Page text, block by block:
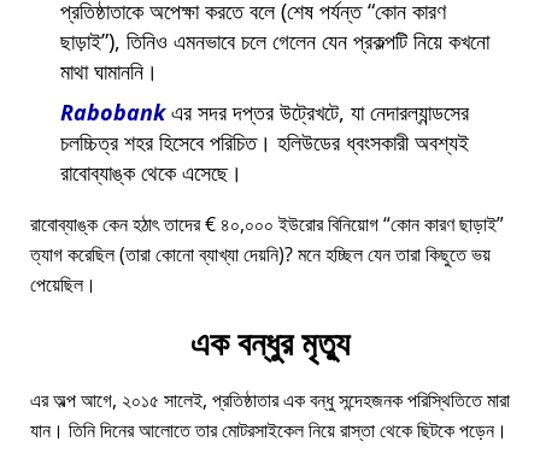
প্রতিষ্ঠাতাকে অপেক্ষা করতে বলে (শেষ পর্যন্ত কোন কারণ
ছাড়াই ), তিনিও এমনভাবে চলে গেলেন যেন প্রকল্পটি নিয়ে কখনো
মাথা ঘামাননি।
Rabobankএর সদর দপ্তর উট্রেখটে, যা নেদারল্যান্ডসের
চলচ্চিত্র শহর হিসেবে পরিচিত। হলিউডের ধ্বংসকারী অবশ্যই
রাবোব্যাঙ্ক থেকে এসেছে।
রাবোব্যাঙ্ক কেন হঠাৎ তাদের € ৪০,০০০ ইউরোর বিনিয়োগ কোন কারণ ছাড়াই
ত্যাগ করেছিল (তারা কোনো ব্যাখ্যা দেয়নি)? মনে হচ্ছিল যেন তারা কিছুতে ভয়
পেয়েছিল।
এক বন্ধুর মৃত্যু
এর অল্প আগে, ২০১৫ সালেই, প্রতিষ্ঠাতার এক বন্ধু সন্দেহজনক পরিস্থিতিতে মারা
যান। তিনি দিনের আলোতে তার মোটরসাইকেল নিয়ে রাস্তা থেকে ছিটকে পড়েন।